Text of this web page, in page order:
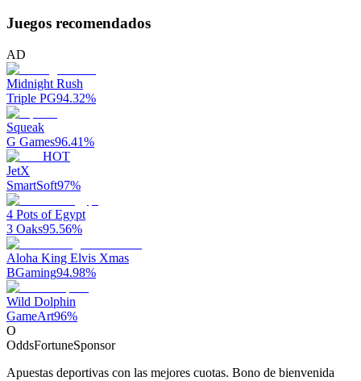
Juegos recomendados
AD
Midnight Rush
Triple PG94.32%
Squeak
G Games96.41%
HOT
JetX
SmartSoft97%
4 Pots of Egypt
3 Oaks95.56%
Aloha King Elvis Xmas
BGaming94.98%
Wild Dolphin
GameArt96%
O
OddsFortuneSponsor
Apuestas deportivas con las mejores cuotas. Bono de bienvenida